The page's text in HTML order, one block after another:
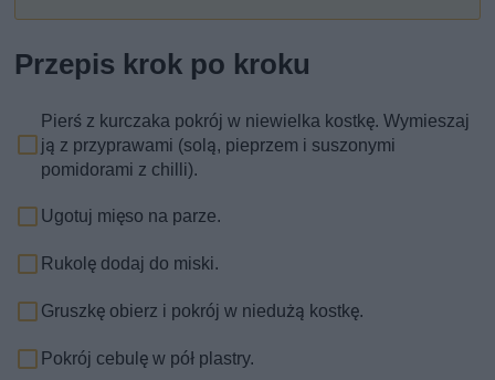
Przepis krok po kroku
Pierś z kurczaka pokrój w niewielka kostkę. Wymieszaj
ją z przyprawami (solą, pieprzem i suszonymi
pomidorami z chilli).
Ugotuj mięso na parze.
Rukolę dodaj do miski.
Gruszkę obierz i pokrój w niedużą kostkę.
Pokrój cebulę w pół plastry.